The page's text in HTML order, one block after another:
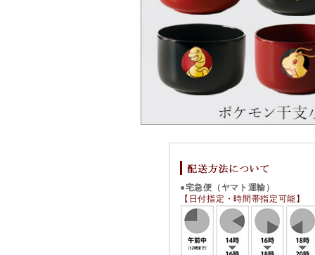
●宅急便（ヤマト運輸）
【日付指定・時間帯指定可能】